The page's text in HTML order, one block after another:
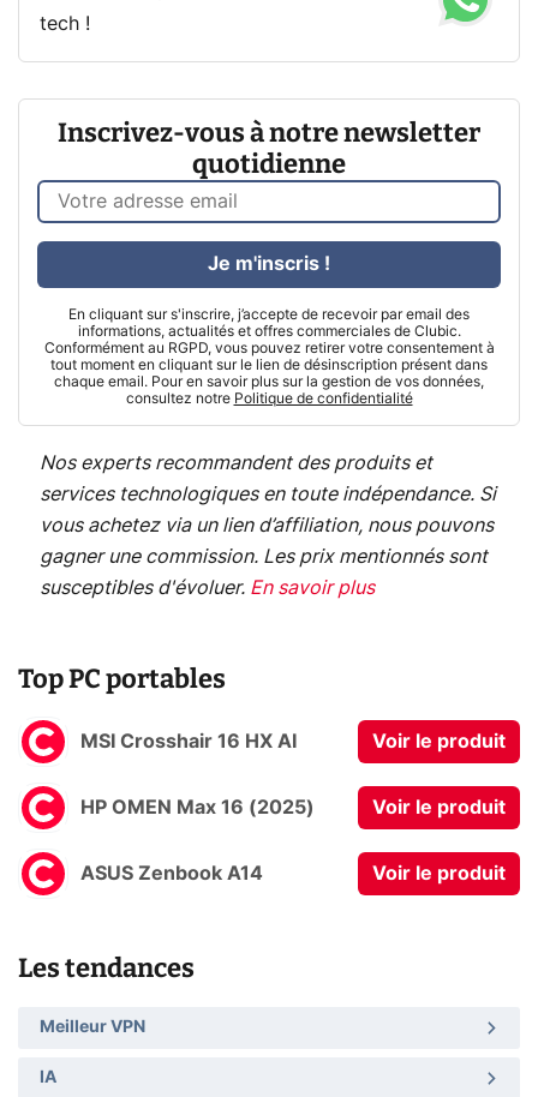
tech !
Inscrivez-vous à notre newsletter
quotidienne
En cliquant sur s'inscrire, j’accepte de recevoir par email des
informations, actualités et offres commerciales de Clubic.
Conformément au RGPD, vous pouvez retirer votre consentement à
tout moment en cliquant sur le lien de désinscription présent dans
chaque email. Pour en savoir plus sur la gestion de vos données,
consultez notre Politique de confidentialité
Je m'inscris !
Nos experts recommandent des produits et
services technologiques en toute indépendance. Si
vous achetez via un lien d’affiliation, nous pouvons
gagner une commission. Les prix mentionnés sont
susceptibles d'évoluer. En savoir plus
Top PC portables
MSI Crosshair 16 HX AI Voir le produit
HP OMEN Max 16 (2025) Voir le produit
ASUS Zenbook A14 Voir le produit
Les tendances
Meilleur VPN
IA